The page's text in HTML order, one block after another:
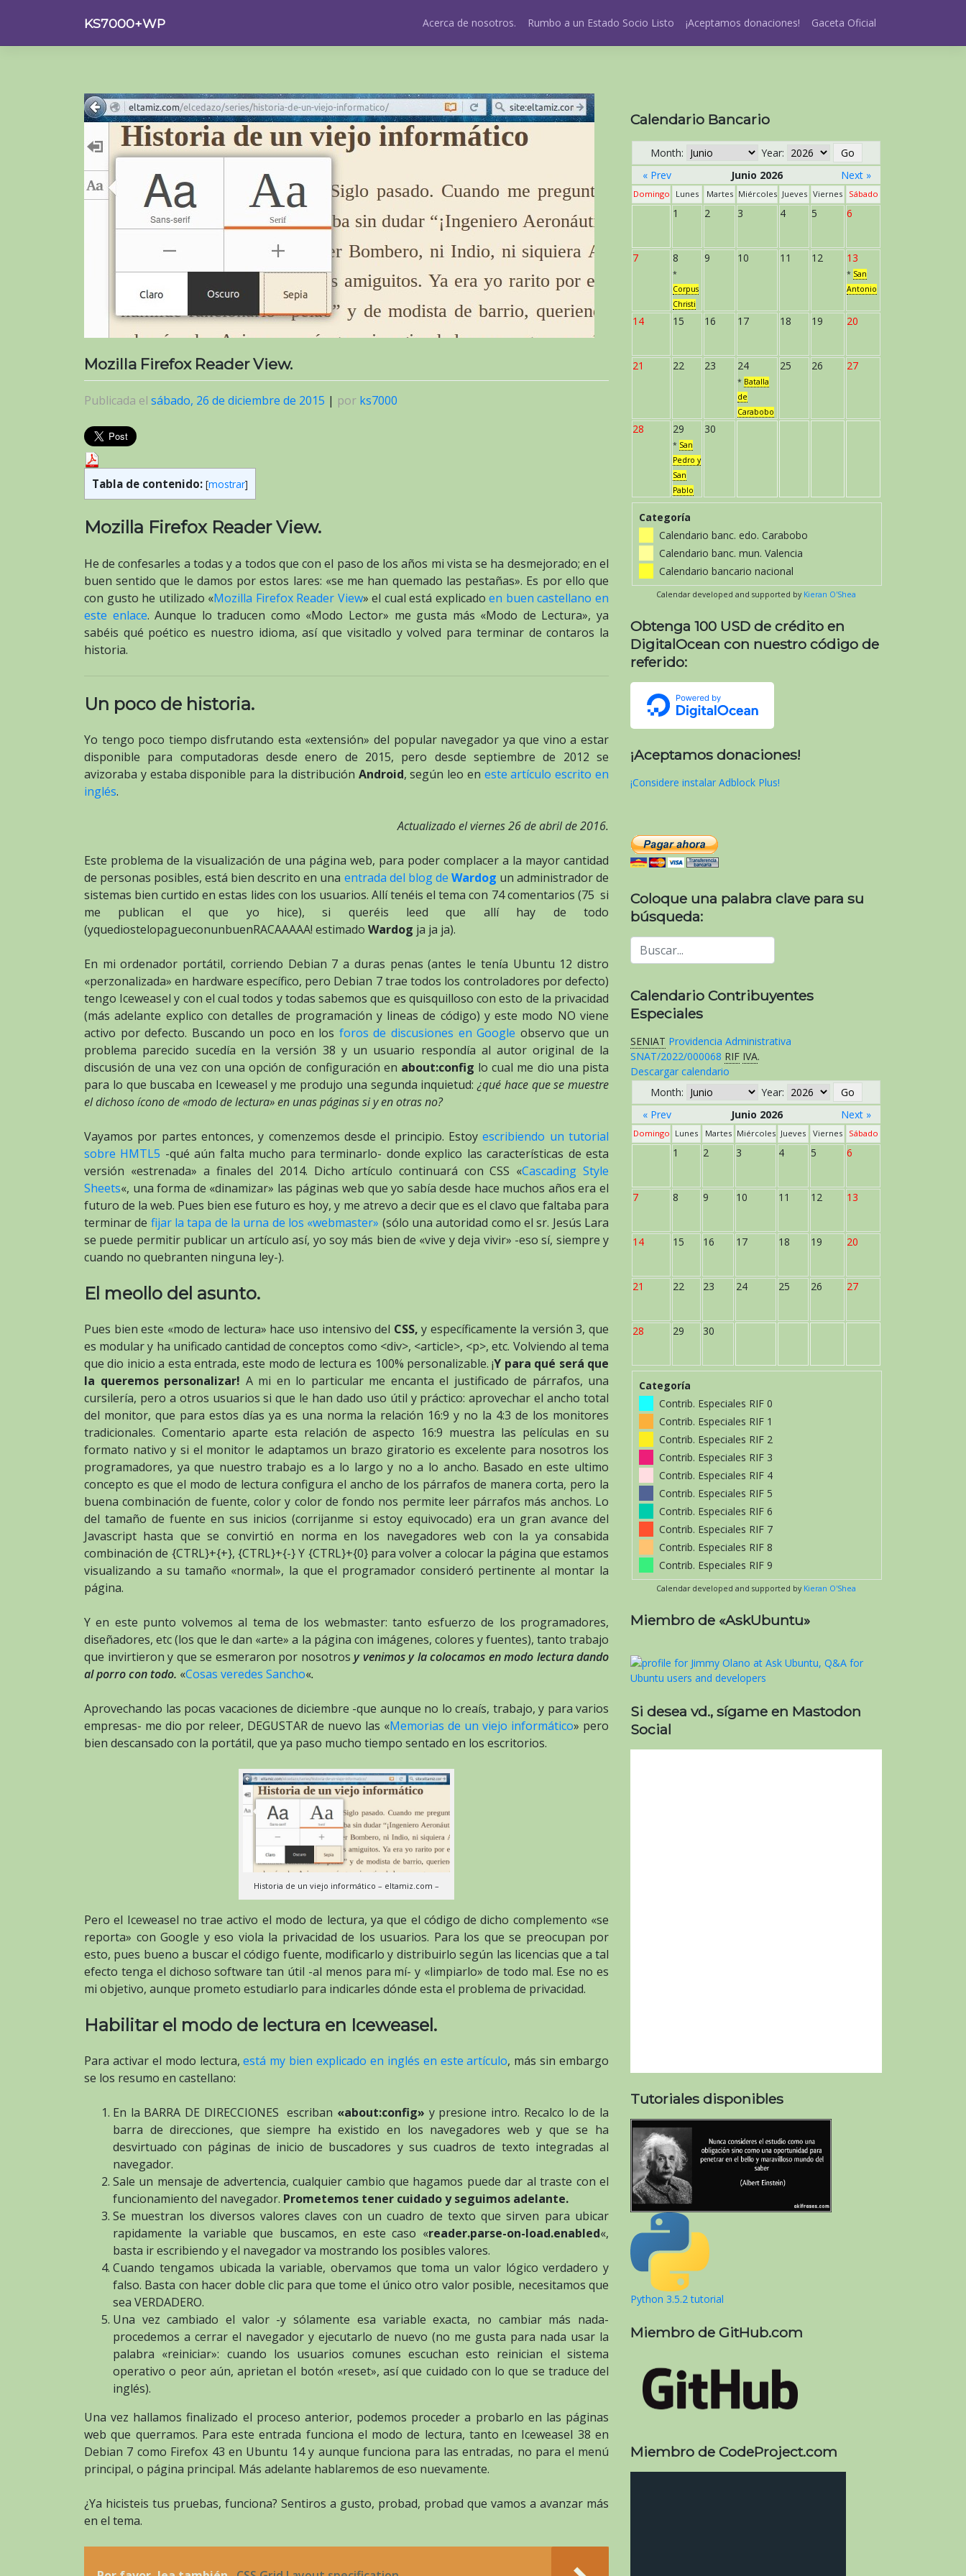
contenido
KS7000+WP Acerca de nosotros. Rumbo a un Estado Socio Listo ¡Aceptamos donaciones! Gaceta Oficial
Mozilla Firefox Reader View.
Publicada el sábado, 26 de diciembre de 2015 | por ks7000
Tabla de contenido: [mostrar]
Mozilla Firefox Reader View.
He de confesarles a todas y a todos que con el paso de los años mi vista se ha desmejorado; en el
buen sentido que le damos por estos lares: «se me han quemado las pestañas». Es por ello que
con gusto he utilizado «Mozilla Firefox Reader View» el cual está explicadoen buen castellano en
este enlace. Aunque lo traducen como «Modo Lector» me gusta más «Modo de Lectura», ya
sabéis qué poético es nuestro idioma, así que visitadlo y volved para terminar de contaros la
historia.
Un poco de historia.
Yo tengo poco tiempo disfrutando esta «extensión» del popular navegador ya que vino a estar
disponible para computadoras desde enero de 2015, pero desde septiembre de 2012 se
avizoraba y estaba disponible para la distribución Android, según leo en este artículo escrito en
inglés.
Actualizado el viernes 26 de abril de 2016.
Este problema de la visualización de una página web, para poder complacer a la mayor cantidad
de personas posibles, está bien descrito en una entrada del blog de Wardog un administrador de
sistemas bien curtido en estas lides con los usuarios. Allí tenéis el tema con 74 comentarios (75 si
me publican el que yo hice), si queréis leed que allí hay de todo
(yquediostelopagueconunbuenRACAAAAA! estimado Wardog ja ja ja).
En mi ordenador portátil, corriendo Debian 7 a duras penas (antes le tenía Ubuntu 12 distro
«perzonalizada» en hardware específico, pero Debian 7 trae todos los controladores por defecto)
tengo Iceweasel y con el cual todos y todas sabemos que es quisquilloso con esto de la privacidad
(más adelante explico con detalles de programación y lineas de código) y este modo NO viene
activo por defecto. Buscando un poco en los foros de discusiones en Google observo que un
problema parecido sucedía en la versión 38 y un usuario respondía al autor original de la
discusión de una vez con una opción de configuración en about:config lo cual me dio una pista
para lo que buscaba en Iceweasel y me produjo una segunda inquietud:¿qué hace que se muestre
el dichoso ícono de «modo de lectura» en unas páginas si y en otras no?
Vayamos por partes entonces, y comenzemos desde el principio. Estoyescribiendo un tutorial
sobre HMTL5 -qué aún falta mucho para terminarlo- donde explico las características de esta
versión «estrenada» a finales del 2014. Dicho artículo continuará con CSS «Cascading Style
Sheets«, una forma de «dinamizar» las páginas web que yo sabía desde hace muchos años era el
futuro de la web. Pues bien ese futuro es hoy, y me atrevo a decir que es el clavo que faltaba para
terminar de fijar la tapa de la urna de los «webmaster» (sólo una autoridad como el sr. Jesús Lara
se puede permitir publicar un artículo así, yo soy más bien de «vive y deja vivir» -eso sí, siempre y
cuando no quebranten ninguna ley-).
El meollo del asunto.
Pues bien este «modo de lectura» hace uso intensivo del CSS,y específicamente la versión 3, que
es modular y ha unificado cantidad de conceptos como <div>, <article>, <p>, etc. Volviendo al tema
que dio inicio a esta entrada, este modo de lectura es 100% personalizable. ¡Y para qué será que
la queremos personalizar! A mi en lo particular me encanta el justificado de párrafos, una
cursilería, pero a otros usuarios si que le han dado uso útil y práctico: aprovechar el ancho total
del monitor, que para estos días ya es una norma la relación 16:9 y no la 4:3 de los monitores
tradicionales. Comentario aparte esta relación de aspecto 16:9 muestra las películas en su
formato nativo y si el monitor le adaptamos un brazo giratorio es excelente para nosotros los
programadores, ya que nuestro trabajo es a lo largo y no a lo ancho. Basado en este ultimo
concepto es que el modo de lectura configura el ancho de los párrafos de manera corta, pero la
buena combinación de fuente, color y color de fondo nos permite leer párrafos más anchos. Lo
del tamaño de fuente en sus inicios (corrijanme si estoy equivocado) era un gran avance del
Javascript hasta que se convirtió en norma en los navegadores web con la ya consabida
combinación de {CTRL}+{+}, {CTRL}+{-} Y {CTRL}+{0} para volver a colocar la página que estamos
visualizando a su tamaño «normal», la que el programador consideró pertinente al montar la
página.
Y en este punto volvemos al tema de los webmaster: tanto esfuerzo de los programadores,
diseñadores, etc (los que le dan «arte» a la página con imágenes, colores y fuentes), tanto trabajo
que invirtieron y que se esmeraron por nosotros y venimos y la colocamos en modo lectura dando
al porro con todo. «Cosas veredes Sancho«.
Aprovechando las pocas vacaciones de diciembre -que aunque no lo creaís, trabajo, y para varios
empresas- me dio por releer, DEGUSTAR de nuevo las «Memorias de un viejo informático» pero
bien descansado con la portátil, que ya paso mucho tiempo sentado en los escritorios.
Historia de un viejo informático – eltamiz.com –
Pero el Iceweasel no trae activo el modo de lectura, ya que el código de dicho complemento «se
reporta» con Google y eso viola la privacidad de los usuarios. Para los que se preocupan por
esto, pues bueno a buscar el código fuente, modificarlo y distribuirlo según las licencias que a tal
efecto tenga el dichoso software tan útil -al menos para mí- y «limpiarlo» de todo mal. Ese no es
mi objetivo, aunque prometo estudiarlo para indicarles dónde esta el problema de privacidad.
Habilitar el modo de lectura en Iceweasel.
Para activar el modo lectura,está my bien explicado en inglés en este artículo, más sin embargo
se los resumo en castellano:
En la BARRA DE DIRECCIONES escriban «about:config» y presione intro. Recalco lo de la
barra de direcciones, que siempre ha existido en los navegadores web y que se ha
desvirtuado con páginas de inicio de buscadores y sus cuadros de texto integradas al
navegador.
Sale un mensaje de advertencia, cualquier cambio que hagamos puede dar al traste con el
funcionamiento del navegador. Prometemos tener cuidado y seguimos adelante.
Se muestran los diversos valores claves con un cuadro de texto que sirven para ubicar
rapidamente la variable que buscamos, en este caso «reader.parse-on-load.enabled«,
basta ir escribiendo y el navegador va mostrando los posibles valores.
Cuando tengamos ubicada la variable, obervamos que toma un valor lógico verdadero y
falso. Basta con hacer doble clic para que tome el único otro valor posible, necesitamos que
sea VERDADERO.
Una vez cambiado el valor -y sólamente esa variable exacta, no cambiar más nada-
procedemos a cerrar el navegador y ejecutarlo de nuevo (no me gusta para nada usar la
palabra «reiniciar»: cuando los usuarios comunes escuchan esto reinician el sistema
operativo o peor aún, aprietan el botón «reset», así que cuidado con lo que se traduce del
inglés).
Una vez hallamos finalizado el proceso anterior, podemos proceder a probarlo en las páginas
web que querramos. Para este entrada funciona el modo de lectura, tanto en Iceweasel 38 en
Debian 7 como Firefox 43 en Ubuntu 14 y aunque funciona para las entradas, no para el menú
principal, o página principal. Más adelante hablaremos de eso nuevamente.
¿Ya hicisteis tus pruebas, funciona? Sentiros a gusto, probad, probad que vamos a avanzar más
en el tema.
Calendario Bancario
Month:
Year:
« Prev
Junio 2026 Next »
Domingo Lunes Martes Miércoles Jueves Viernes Sábado
1 2 3 4 5 6
7 8
*
Corpus
Christi
9 10 11 12 13
* San
Antonio
14 15 16 17 18 19 20
21 22 23 24
* Batalla
de
Carabobo
25 26 27
28 29
* San
Pedro y
San
Pablo
30
Categoría
Calendario banc. edo. Carabobo
Calendario banc. mun. Valencia
Calendario bancario nacional
Calendar developed and supported by Kieran O'Shea
Obtenga 100 USD de crédito en
DigitalOcean con nuestro código de
referido:
¡Aceptamos donaciones!
¡Considere instalar Adblock Plus!
Coloque una palabra clave para su
búsqueda:
Calendario Contribuyentes
Especiales
SENIAT Providencia Administrativa
SNAT/2022/000068 RIF IVA.
Descargar calendario
Month:
Year:
« Prev
Junio 2026 Next »
Domingo Lunes Martes Miércoles Jueves Viernes Sábado
1 2 3 4 5 6
7 8 9 10 11 12 13
14 15 16 17 18 19 20
21 22 23 24 25 26 27
28 29 30
Categoría
Contrib. Especiales RIF 0
Contrib. Especiales RIF 1
Contrib. Especiales RIF 2
Contrib. Especiales RIF 3
Contrib. Especiales RIF 4
Contrib. Especiales RIF 5
Contrib. Especiales RIF 6
Contrib. Especiales RIF 7
Contrib. Especiales RIF 8
Contrib. Especiales RIF 9
Calendar developed and supported by Kieran O'Shea
Miembro de «AskUbuntu»
Si desea vd., sígame en Mastodon
Social
Tutoriales disponibles
Python 3.5.2 tutorial
Miembro de GitHub.com
Miembro de CodeProject.com